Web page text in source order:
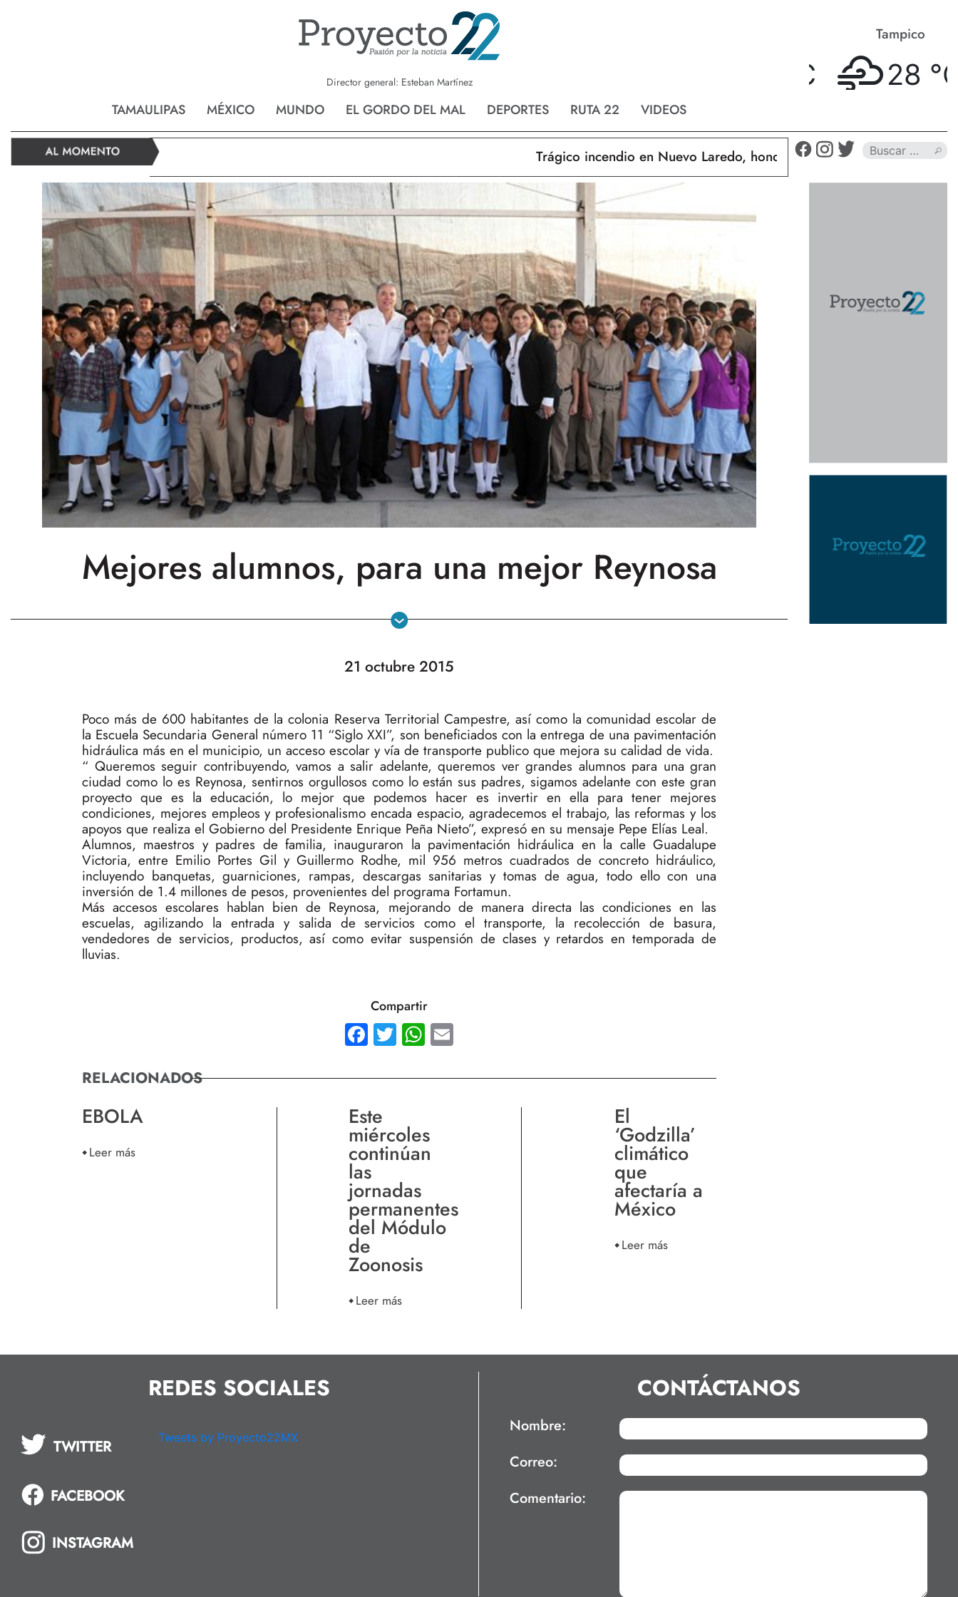
Director general: Esteban Martínez
TAMAULIPAS MÉXICO MUNDO EL GORDO DEL MAL DEPORTES RUTA 22 VIDEOS
Reynosa Nvo. Laredo Tampico
28 ° C
Trágico incendio en Nuevo Laredo, hondureño muere calcinado
Mejores alumnos, para una mejor Reynosa
21 octubre 2015
Poco más de 600 habitantes de la colonia Reserva Territorial Campestre, así como la comunidad escolar de
la Escuela Secundaria General número 11 “Siglo XXI”, son beneficiados con la entrega de una pavimentación
hidráulica más en el municipio, un acceso escolar y vía de transporte publico que mejora su calidad de vida.
“ Queremos seguir contribuyendo, vamos a salir adelante, queremos ver grandes alumnos para una gran
ciudad como lo es Reynosa, sentirnos orgullosos como lo están sus padres, sigamos adelante con este gran
proyecto que es la educación, lo mejor que podemos hacer es invertir en ella para tener mejores
condiciones, mejores empleos y profesionalismo encada espacio, agradecemos el trabajo, las reformas y los
apoyos que realiza el Gobierno del Presidente Enrique Peña Nieto”, expresó en su mensaje Pepe Elías Leal.
Alumnos, maestros y padres de familia, inauguraron la pavimentación hidráulica en la calle Guadalupe
Victoria, entre Emilio Portes Gil y Guillermo Rodhe, mil 956 metros cuadrados de concreto hidráulico,
incluyendo banquetas, guarniciones, rampas, descargas sanitarias y tomas de agua, todo ello con una
inversión de 1.4 millones de pesos, provenientes del programa Fortamun.
Más accesos escolares hablan bien de Reynosa, mejorando de manera directa las condiciones en las
escuelas, agilizando la entrada y salida de servicios como el transporte, la recolección de basura,
vendedores de servicios, productos, así como evitar suspensión de clases y retardos en temporada de
lluvias.
Compartir
Facebook
TwitterWhatsApp
RELACIONADOS
EBOLA
Leer más
Este
miércoles
continúan
las
jornadas
permanentes
del Módulo
de
Zoonosis
Leer más
El
‘Godzilla’
climático
que
afectaría a
México
Leer más
REDES SOCIALES
TWITTER
FACEBOOK
INSTAGRAM
Tweets by Proyecto22MX
CONTÁCTANOS
Nombre:
Correo:
Comentario: